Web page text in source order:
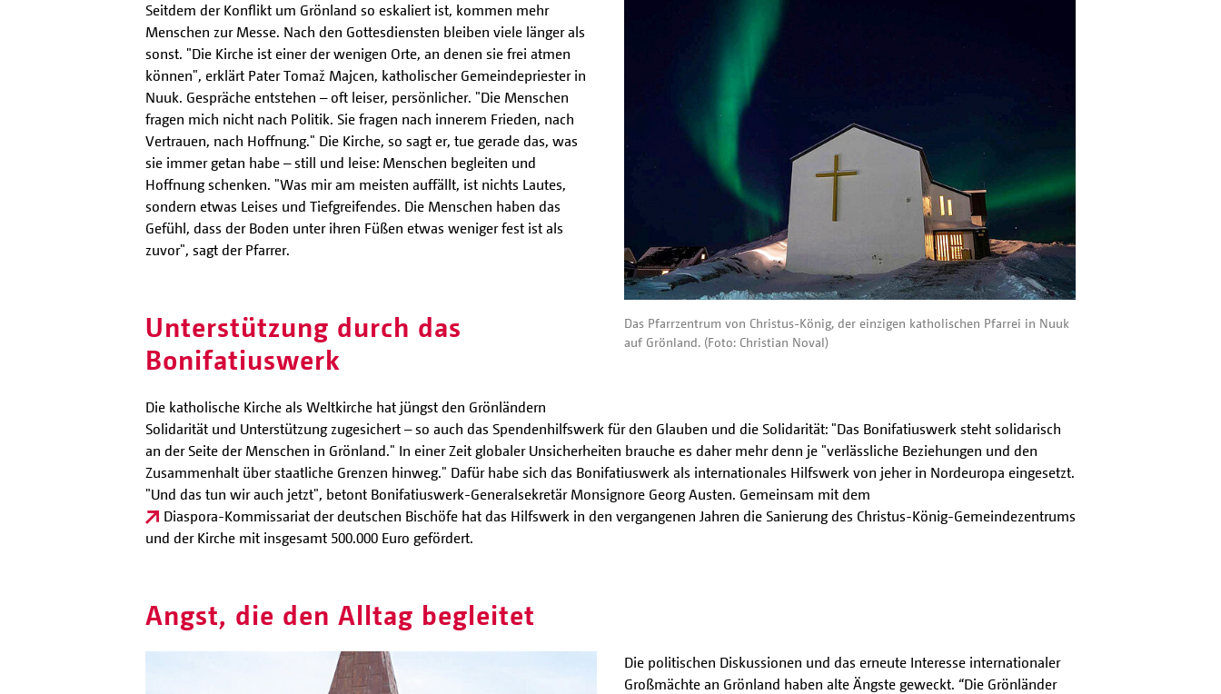
Das Pfarrzentrum von Christus-König, der einzigen katholischen Pfarrei in Nuuk
auf Grönland. (Foto: Christian Noval)
Seitdem der Konflikt um Grönland so eskaliert ist, kommen mehr
Menschen zur Messe. Nach den Gottesdiensten bleiben viele länger als
sonst. "Die Kirche ist einer der wenigen Orte, an denen sie frei atmen
können", erklärt Pater Tomaž Majcen, katholischer Gemeindepriester in
Nuuk. Gespräche entstehen – oft leiser, persönlicher. "Die Menschen
fragen mich nicht nach Politik. Sie fragen nach innerem Frieden, nach
Vertrauen, nach Hoffnung." Die Kirche, so sagt er, tue gerade das, was
sie immer getan habe – still und leise: Menschen begleiten und
Hoffnung schenken. "Was mir am meisten auffällt, ist nichts Lautes,
sondern etwas Leises und Tiefgreifendes. Die Menschen haben das
Gefühl, dass der Boden unter ihren Füßen etwas weniger fest ist als
zuvor", sagt der Pfarrer.
Unterstützung durch das
Bonifatiuswerk
Die katholische Kirche als Weltkirche hat jüngst den Grönländern
Solidarität und Unterstützung zugesichert – so auch das Spendenhilfswerk für den Glauben und die Solidarität: "Das Bonifatiuswerk steht solidarisch
an der Seite der Menschen in Grönland." In einer Zeit globaler Unsicherheiten brauche es daher mehr denn je "verlässliche Beziehungen und den
Zusammenhalt über staatliche Grenzen hinweg." Dafür habe sich das Bonifatiuswerk als internationales Hilfswerk von jeher in Nordeuropa eingesetzt.
"Und das tun wir auch jetzt", betont Bonifatiuswerk-Generalsekretär Monsignore Georg Austen. Gemeinsam mit dem
Diaspora-Kommissariat der deutschen Bischöfe hat das Hilfswerk in den vergangenen Jahren die Sanierung des Christus-König-Gemeindezentrums
und der Kirche mit insgesamt 500.000 Euro gefördert.
Angst, die den Alltag begleitet
Die politischen Diskussionen und das erneute Interesse internationaler
Großmächte an Grönland haben alte Ängste geweckt. “Die Grönländer